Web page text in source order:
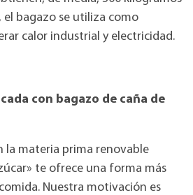
el bagazo se utiliza como
calor industrial y electricidad.
con bagazo de caña de
la materia prima renovable
te ofrece una forma más
Nuestra motivación es